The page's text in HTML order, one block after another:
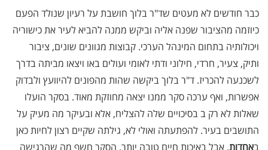
כבר חודשים לא מעטים שד"ר בלוך חושבת על רעיון שנולד הפעם
כיוזמה מהציבור שפנה אליה וביקש ממנה להביא לעיר את כישוריה
ויכולותיה בתחום המינהל הערכי. קבוצות מגוונים שונים, ציבור
ותיק, צעיר, חרדי, חילוני ודתי לאומי ועולים באו ויצאו מביתה בדרך
לשכנעה להכריז. ד"ר בלוך ביקשה שהות מהפונים להיוועץ ולבדוק
אפשרות, ואף ערכה סקר ממנו יצאה מחוזקת מאוד. בסקר הועלו
שאלות לא רק ב בסיכויים שלה להצליח, אלא ובעיקר מה מעיק על
התושבים בעיר. להפתעתה ואולי לא, גילתה שקיים רצון לחיות כאן
באחדות, אבל באיכות חיים טובה יותר. הסקר חשף מה שהרגישה